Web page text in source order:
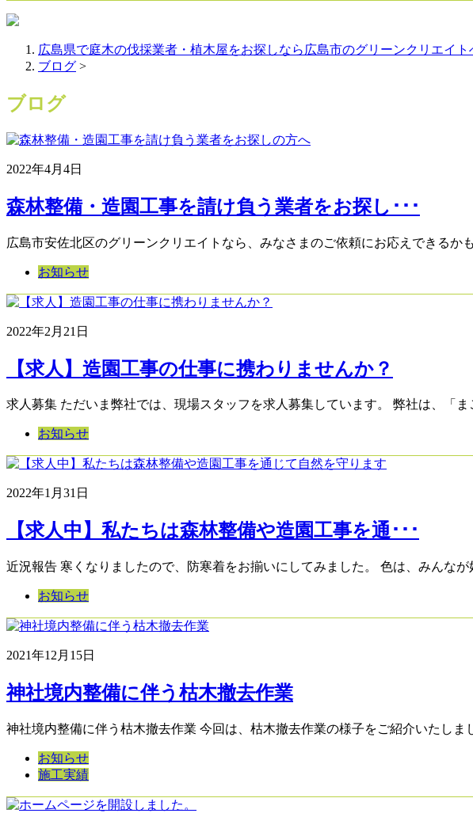
広島県で庭木の伐採業者・植木屋をお探しなら広島市のグリーンクリエイト
ブログ >
ブログ
2022年4月4日
森林整備・造園工事を請け負う業者をお探し･･･
広島市安佐北区のグリーンクリエイトなら、みなさまのご依頼にお応えできる
お知らせ
2022年2月21日
【求人】造園工事の仕事に携わりませんか？
求人募集 ただいま弊社では、現場スタッフを求人募集しています。 弊社は、「
お知らせ
2022年1月31日
【求人中】私たちは森林整備や造園工事を通･･･
近況報告 寒くなりましたので、防寒着をお揃いにしてみました。 色は、みんな
お知らせ
2021年12月15日
神社境内整備に伴う枯木撤去作業
神社境内整備に伴う枯木撤去作業 今回は、枯木撤去作業の様子をご紹介いたし
お知らせ
施工実績